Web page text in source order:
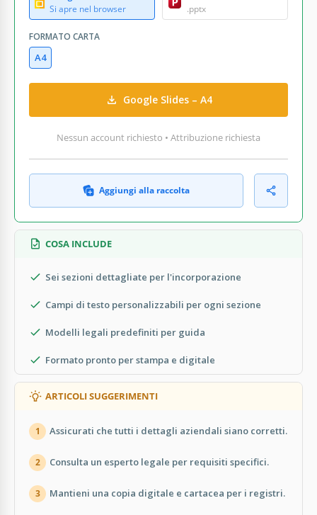
Si apre nel browser .pptx
FORMATO CARTA
A4
Google Slides – A4
Nessun account richiesto • Attribuzione richiesta
Aggiungi alla raccolta
COSA INCLUDE
Sei sezioni dettagliate per l'incorporazione
Campi di testo personalizzabili per ogni sezione
Modelli legali predefiniti per guida
Formato pronto per stampa e digitale
ARTICOLI SUGGERIMENTI
1 Assicurati che tutti i dettagli aziendali siano corretti.
2 Consulta un esperto legale per requisiti specifici.
3 Mantieni una copia digitale e cartacea per i registri.